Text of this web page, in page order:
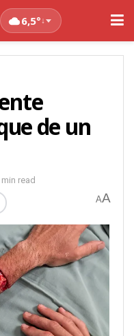
6,5°↓
de un
read
AA